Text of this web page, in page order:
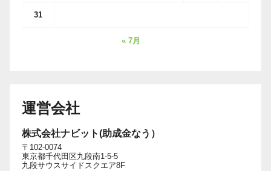
31
« 7月
運営会社
株式会社ナビット(助成金なう）
〒102-0074
東京都千代田区九段南1-5-5
九段サウスサイドスクエア8F